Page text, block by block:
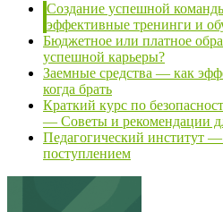
Создание успешной
эффективные тренинги и
Бюджетное или платное
успешной карьеры?
Заемные средства — как
когда брать
Краткий курс по
— Советы и рекомендации
Педагогический институт
поступлением